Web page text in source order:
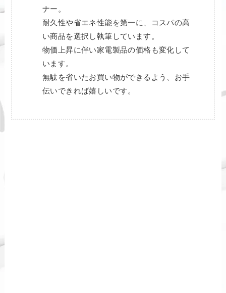
ナー。
耐久性や省エネ性能を第一に、コスパの高
い商品を選択し執筆しています。
物価上昇に伴い家電製品の価格も変化して
います。
無駄を省いたお買い物ができるよう、お手
伝いできれば嬉しいです。